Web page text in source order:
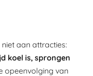
aan attracties:
koel is, sprongen
opeenvolging van